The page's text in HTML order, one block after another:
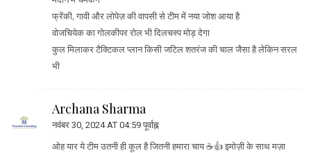
फ्रेंकी, गावी और लोपेज़ की वापसी से टीम में नया जोश आया है
वोजचियेक का गोलकीपर रोल भी दिलचस्प मोड़ देगा
कुल मिलाकर टैक्टिकल प्लान किसी जटिल शतरंज की चाल जैसा है लेकिन सरल
भी
Archana Sharma
नवंबर 30, 2024 AT 04:59 पूर्वाह्न
ओह यार ये टीम उतनी ही कूल है जितनी हमारा चाय ☕️👍 इमोज़ी के साथ मज़ा